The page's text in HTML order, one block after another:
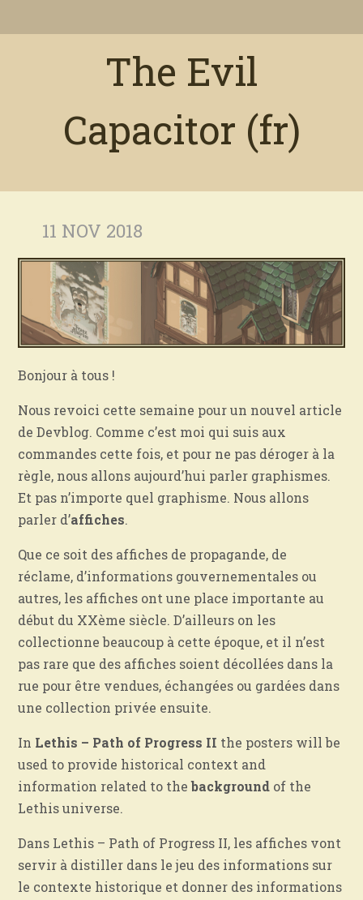
The Evil
Capacitor (fr)
11 NOV 2018
Bonjour à tous !
Nous revoici cette semaine pour un nouvel article
de Devblog. Comme c’est moi qui suis aux
commandes cette fois, et pour ne pas déroger à la
règle, nous allons aujourd’hui parler graphismes.
Et pas n’importe quel graphisme. Nous allons
parler d’affiches.
Que ce soit des affiches de propagande, de
réclame, d’informations gouvernementales ou
autres, les affiches ont une place importante au
début du XXème siècle. D’ailleurs on les
collectionne beaucoup à cette époque, et il n’est
pas rare que des affiches soient décollées dans la
rue pour être vendues, échangées ou gardées dans
une collection privée ensuite.
In Lethis – Path of Progress II the posters will be
used to provide historical context and
information related to thebackground of the
Lethis universe.
Dans Lethis – Path of Progress II, les affiches vont
servir à distiller dans le jeu des informations sur
le contexte historique et donner des informations